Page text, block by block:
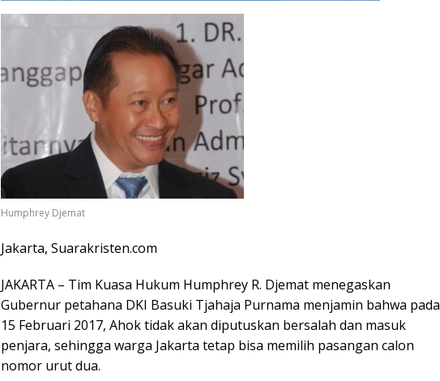
Humphrey Djemat
Jakarta, Suarakristen.com
JAKARTA – Tim Kuasa Hukum Humphrey R. Djemat menegaskan
Gubernur petahana DKI Basuki Tjahaja Purnama menjamin bahwa pada
15 Februari 2017, Ahok tidak akan diputuskan bersalah dan masuk
penjara, sehingga warga Jakarta tetap bisa memilih pasangan calon
nomor urut dua.